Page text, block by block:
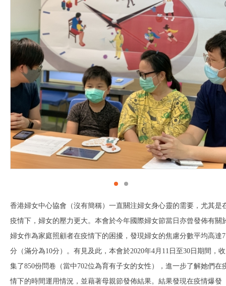
香港婦女中心協會（沒有簡稱）一直關注婦女身心靈的需要，尤其是
疫情下，婦女的壓力更大。本會於今年國際婦女節當日亦曾發佈有關
婦女作為家庭照顧者在疫情下的困擾，發現婦女的焦慮分數平均高達7
分（滿分為10分）。有見及此，本會於2020年4月11日至30日期間，收
集了850份問卷（當中702位為育有子女的女性），進一步了解她們在
情下的時間運用情況，並藉著母親節發佈結果。結果發現在疫情爆發